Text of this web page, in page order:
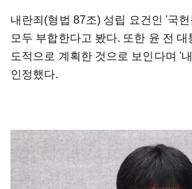
내란죄(형법 87조) 성립 요건인 '국
모두 부합한다고 봤다. 또한 윤 전
도적으로 계획한 것으로 보인다며 '
인정했다.